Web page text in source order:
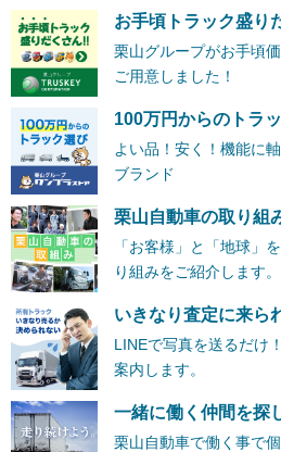
お手頃トラック盛り
栗山グループがお手頃
ご用意しました！
100万円からのトラ
よい品！安く！機能に
ブランド
栗山自動車の取り組
「お客様」と「地球」
り組みをご紹介します。
いきなり査定に来ら
LINEで写真を送るだけ
案内します。
一緒に働く仲間を探
栗山自動車で働く事で